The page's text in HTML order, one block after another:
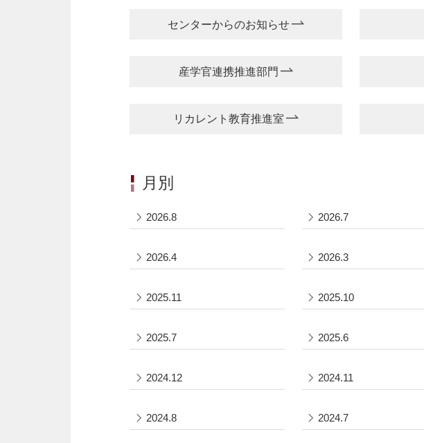
センターからのお知らせ
産学官連携推進部門
リカレント教育推進室
月別
2026.8 2026.7
2026.4 2026.3
2025.11 2025.10
2025.7 2025.6
2024.12 2024.11
2024.8 2024.7